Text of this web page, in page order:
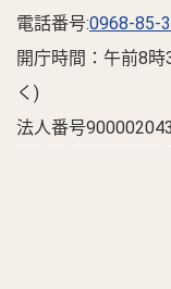
電話番号:0968-85-
開庁時間：午前8
く)
法人番号